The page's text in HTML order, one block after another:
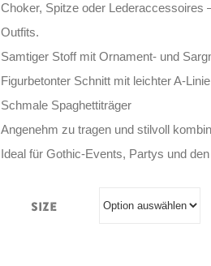
Choker, Spitze oder Lederaccessoires
Outfits.
Samtiger Stoff mit Ornament- und
Figurbetonter Schnitt mit leichter A-Linie
Schmale Spaghettiträger
Angenehm zu tragen und stilvoll
Ideal für Gothic-Events, Partys und
Size